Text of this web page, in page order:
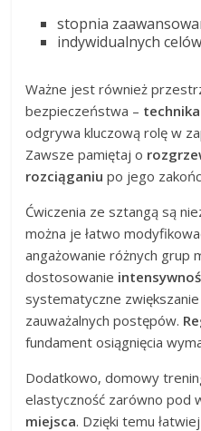
stopnia
indywidualnych
Ważne jest również
bezpieczeństwa –
odgrywa kluczową rolę w
Zawsze pamiętaj o
rozciąganiu po jego
Ćwiczenia ze sztangą są
można je łatwo
angażowanie różnych grup
dostosowanie
systematyczne
zauważalnych postępów.
fundament osiągnięcia
Dodatkowo, domowy
elastyczność zarówno pod
miejsca. Dzięki temu